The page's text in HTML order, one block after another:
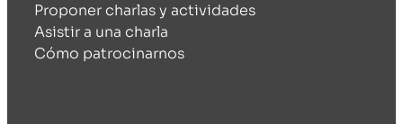
Proponer charlas y actividades
Asistir a una charla
Cómo patrocinarnos